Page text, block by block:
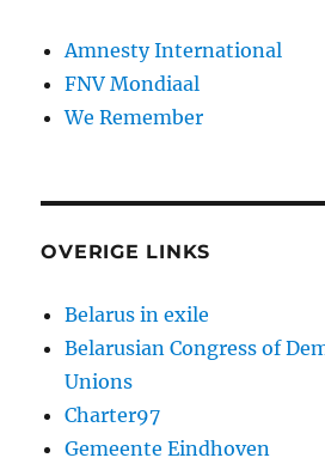
Amnesty International
FNV Mondiaal
We Remember
OVERIGE LINKS
Belarus in exile
Belarusian Congress of
Unions
Charter97
Gemeente Eindhoven